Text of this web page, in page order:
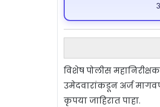
विशेष पोलीस
उमेदवारांकडून अर्ज
कृपया जाहिरात पाहा.